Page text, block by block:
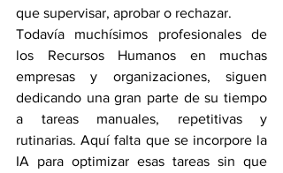
que supervisar, aprobar o rechazar.
Todavía muchísimos profesionales de
los Recursos Humanos en muchas
empresas y organizaciones, siguen
dedicando una gran parte de su tiempo
a tareas manuales, repetitivas y
rutinarias. Aquí falta que se incorpore la
IA para optimizar esas tareas sin que